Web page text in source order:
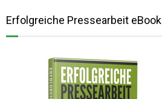
Erfolgreiche Pressearbeit eBook